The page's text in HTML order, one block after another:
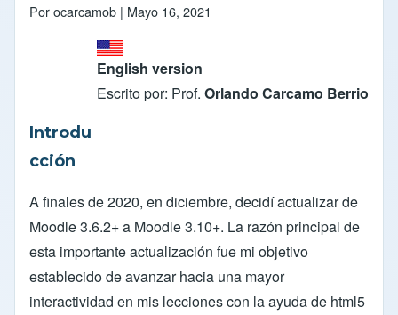
Porocarcamob | Mayo 16, 2021
English version
Escrito por: Prof. Orlando Carcamo Berrio
Introdu
cción
A finales de 2020, en diciembre, decidí actualizar de
Moodle 3.6.2+ a Moodle 3.10+. La razón principal de
esta importante actualización fue mi objetivo
establecido de avanzar hacia una mayor
interactividad en mis lecciones con la ayuda de html5